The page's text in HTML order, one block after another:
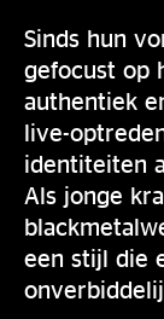
Sinds hun
gefocust op
authentiek
live-
identiteiten
Als jonge
een stijl die